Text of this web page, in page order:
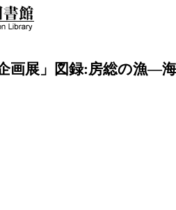
画展」図録:房総の漁―